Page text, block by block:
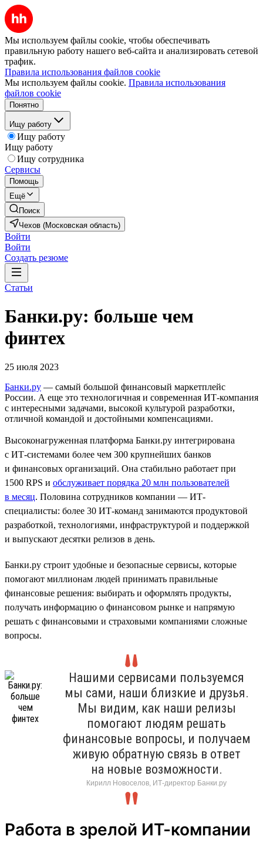
Мы используем файлы cookie, чтобы обеспечивать
правильную работу нашего веб-сайта и анализировать сетевой
трафик.
Правила использования файлов cookie
Мы используем файлы cookie. Правила использования
файлов cookie
Понятно
Ищу работу
Ищу работу
Ищу работу
Ищу сотрудника
Сервисы
Помощь
Ещё
Поиск
Чехов (Московская область)
Войти
Войти
Создать резюме
Статьи
Банки.ру: больше чем
финтех
25 июля 2023
Банки.ру — самый большой финансовый маркетплейс
России. А еще это технологичная и современная ИТ-компания
с интересными задачами, высокой культурой разработки,
отличной командой и достойными компенсациями.
Высоконагруженная платформа Банки.ру интегрирована
с ИТ‑системами более чем 300 крупнейших банков
и финансовых организаций. Она стабильно работает при
1500 RPS и обслуживает порядка 20 млн пользователей
в месяц. Половина сотрудников компании — ИТ-
специалисты: более 30 ИТ-команд занимаются продуктовой
разработкой, технологиями, инфраструктурой и поддержкой
и выпускают десятки релизов в день.
Банки.ру строит удобные и безопасные сервисы, которые
помогают миллионам людей принимать правильные
финансовые решения: выбирать и оформлять продукты,
получать информацию о финансовом рынке и напрямую
решать с финансовыми и страховыми компаниями сложные
вопросы.
Нашими сервисами пользуемся
мы сами, наши близкие и друзья.
Мы видим, как наши релизы
помогают людям решать
финансовые вопросы, и получаем
живую обратную связь в ответ
на новые возможности.
Кирилл Новоселов, ИТ-директор Банки.ру
Работа в зрелой ИТ-компании